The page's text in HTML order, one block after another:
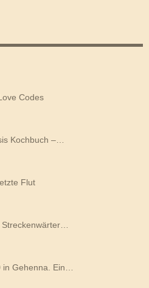
Codes
Kochbuch –…
Flut
Gehenna. Ein…